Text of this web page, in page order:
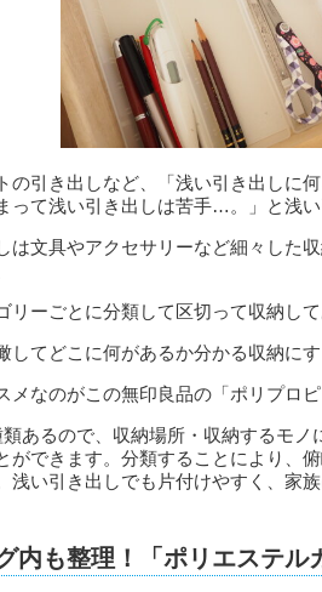
の引き出しなど、「浅い引き出しに
って浅い引き出しは苦手…。」と浅
は文具やアクセサリーなど細々した
リーごとに分類して区切って収納して
してどこに何があるか分かる収納にす
メなのがこの無印良品の「ポリプロ
あるので、収納場所・収納するモ
ができます。分類することにより、
浅い引き出しでも片付けやすく、家
内も整理！「ポリエステル